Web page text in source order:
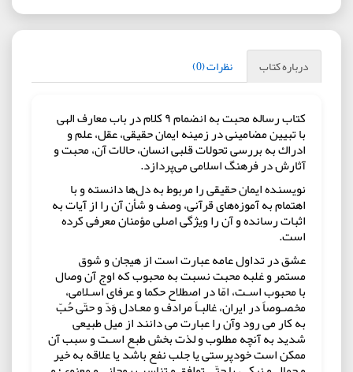
درباره کتاب نظرات (0)
کتاب رساله محبت به انضمام ۹ كلام در باب معارف الهی
با تبيين مضامينی در زمينه ايمان حقيقی، عقل، علم و
ادراك به بررسی تحولات قلبی انسان، حالات آن، محبت و
آثارش در فرهنگ اسلامی می‌پردازد.
نويسنده ايمان حقيقی را مربوط به دل‌ها دانسته و با
اهتمام به آموزه‌های قرآنی، وصف و شأن آن را از آيات به
اثبات رسانده و آن را ويژگی اصلی مؤمنان معرفی كرده
است.
عشق در تداول عامه عبارت است از هیجان و شوق
مستمر و غلبه محبت نسبت به محبوب که اوج آن وصال
با محبوب اسـت، امّا در اصطلاح حکما و عرفای اسـلامی،
مخصـوصاً در ایران، غالبـاً مرادف و معـادل وَدّ و حتّی حُبّ
به کار می رود وآن را عبارت می دانند از میل طبیعی
شدید به آنچه مطلوب و لذت بخش طبع اسـت و سبب آن
ممکن است خودپرستی یا جلب نفع باشد یا علاقه به خیر